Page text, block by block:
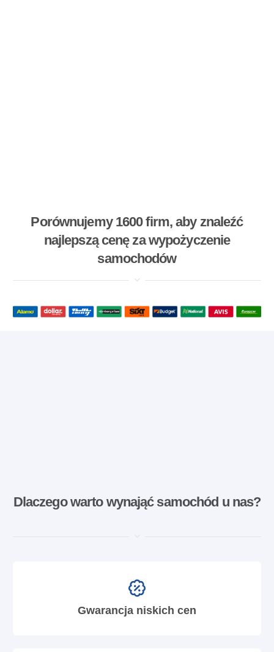
Porównujemy 1600 firm, aby znaleźć
najlepszą cenę za wypożyczenie
samochodów
Dlaczego warto wynająć samochód u nas?
Gwarancja niskich cen